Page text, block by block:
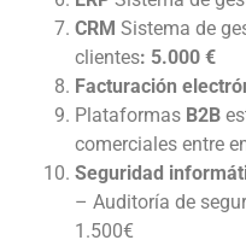
CRMSistema de
clientes: 5.000 €
Facturación
Plataformas B2B
comerciales entre
Seguridad
– Auditoría de
1.500€